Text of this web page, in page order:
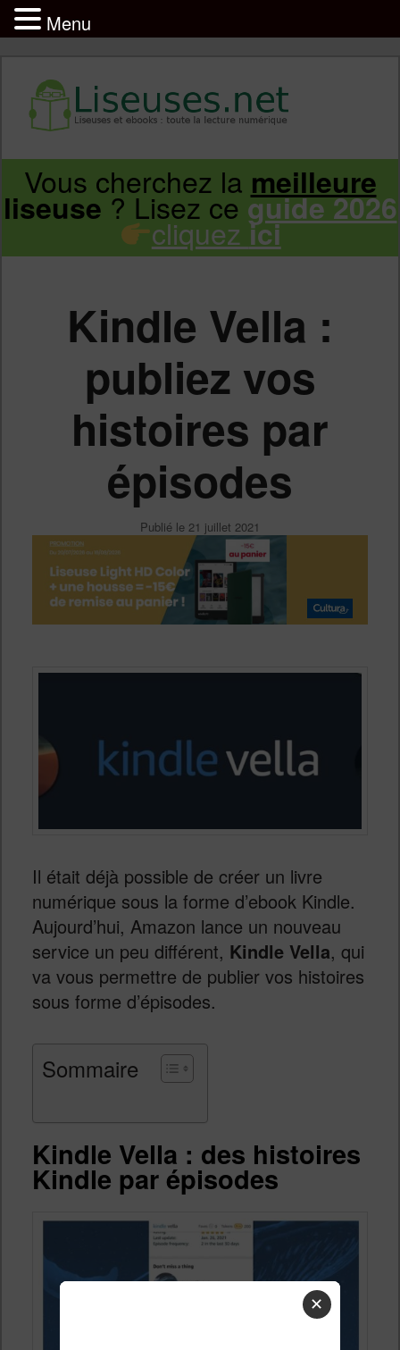
Infos sur les liseuses Kindle, Kobo,
Vivlio, Pocketbook
Aller
principal
Aller
secondaire
Vous cherchez la meilleure
liseuse? Lisez ceguide 2026
cliquez ici
Kindle Vella :
publiez vos
histoires par
épisodes
Publié le 21 juillet 2021
Il était déjà possible de créer un livre
numérique sous la forme d’ebook Kindle.
Aujourd’hui, Amazon lance un nouveau
service un peu différent, Kindle Vella, qui
va vous permettre de publier vos histoires
sous forme d’épisodes.
Sommaire
Kindle Vella : des histoires
Kindle par épisodes
✕
Menu